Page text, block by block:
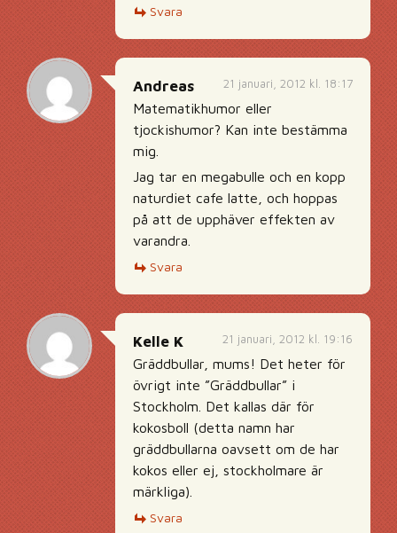
Svara
21 januari, 2012 kl. 18:17
Andreas
Matematikhumor eller
tjockishumor? Kan inte bestämma
mig.
Jag tar en megabulle och en kopp
naturdiet cafe latte, och hoppas
på att de upphäver effekten av
varandra.
Svara
21 januari, 2012 kl. 19:16
Kelle K
Gräddbullar, mums! Det heter för
övrigt inte ”Gräddbullar” i
Stockholm. Det kallas där för
kokosboll (detta namn har
gräddbullarna oavsett om de har
kokos eller ej, stockholmare är
märkliga).
Svara